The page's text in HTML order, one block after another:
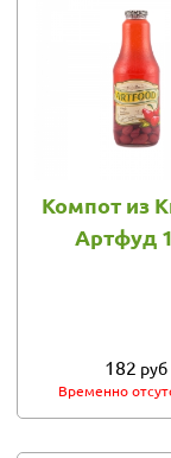
Компот из
Артфуд
182 руб
Временно